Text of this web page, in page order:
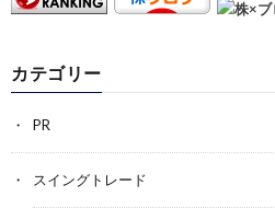
カテゴリー
PR
スイングトレード